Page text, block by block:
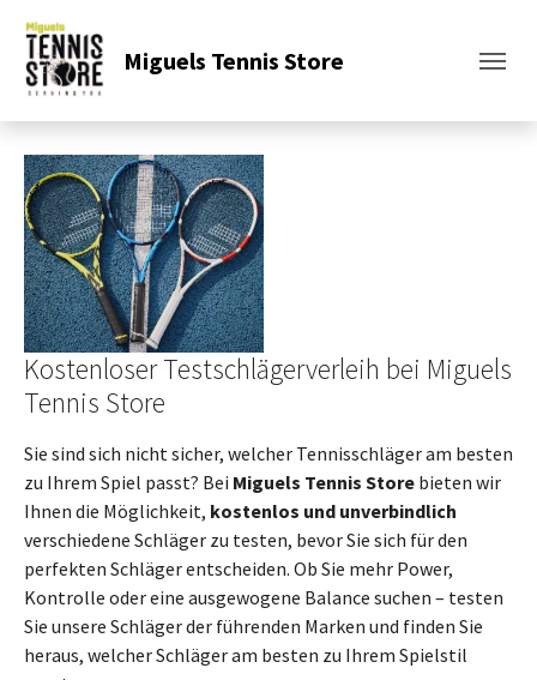
Miguels Tennis Store
Kostenloser Testschlägerverleih bei Miguels
Tennis Store
Sie sind sich nicht sicher, welcher Tennisschläger am besten
zu Ihrem Spiel passt? Bei Miguels Tennis Store bieten wir
Ihnen die Möglichkeit, kostenlos und unverbindlich
verschiedene Schläger zu testen, bevor Sie sich für den
perfekten Schläger entscheiden. Ob Sie mehr Power,
Kontrolle oder eine ausgewogene Balance suchen – testen
Sie unsere Schläger der führenden Marken und finden Sie
heraus, welcher Schläger am besten zu Ihrem Spielstil